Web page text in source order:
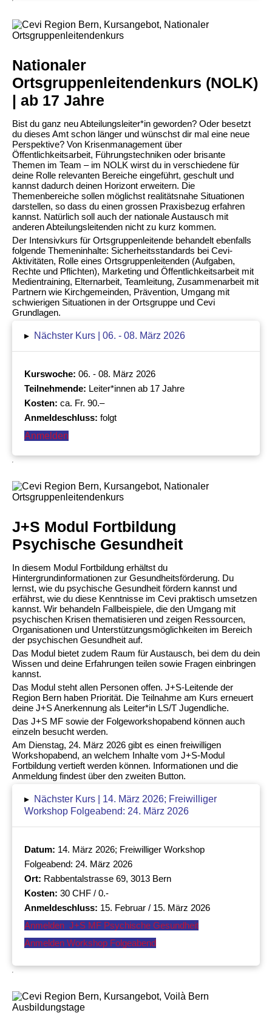
Nationaler
Ortsgruppenleitendenkurs (NOLK)
| ab 17 Jahre
Bist du ganz neu Abteilungsleiter*in geworden? Oder besetzt
du dieses Amt schon länger und wünschst dir mal eine neue
Perspektive? Von Krisenmanagement über
Öffentlichkeitsarbeit, Führungstechniken oder brisante
Themen im Team – im NOLK wirst du in verschiedene für
deine Rolle relevanten Bereiche eingeführt, geschult und
kannst dadurch deinen Horizont erweitern. Die
Themenbereiche sollen möglichst realitätsnahe Situationen
darstellen, so dass du einen grossen Praxisbezug erfahren
kannst. Natürlich soll auch der nationale Austausch mit
anderen Abteilungsleitenden nicht zu kurz kommen.
Der Intensivkurs für Ortsgruppenleitende behandelt ebenfalls
folgende Themeninhalte: Sicherheitsstandards bei Cevi-
Aktivitäten, Rolle eines Ortsgruppenleitenden (Aufgaben,
Rechte und Pflichten), Marketing und Öffentlichkeitsarbeit mit
Medientraining, Elternarbeit, Teamleitung, Zusammenarbeit mit
Partnern wie Kirchgemeinden, Prävention, Umgang mit
schwierigen Situationen in der Ortsgruppe und Cevi
Grundlagen.
▸ Nächster Kurs | 06. - 08. März 2026
Kurswoche: 06. - 08. März 2026
Teilnehmende: Leiter*innen ab 17 Jahre
Kosten: ca. Fr. 90.–
Anmeldeschluss: folgt
Anmelden
J+S Modul Fortbildung
Psychische Gesundheit
In diesem Modul Fortbildung erhältst du
Hintergrundinformationen zur Gesundheitsförderung. Du
lernst, wie du psychische Gesundheit fördern kannst und
erfährst, wie du diese Kenntnisse im Cevi praktisch umsetzen
kannst. Wir behandeln Fallbeispiele, die den Umgang mit
psychischen Krisen thematisieren und zeigen Ressourcen,
Organisationen und Unterstützungsmöglichkeiten im Bereich
der psychischen Gesundheit auf.
Das Modul bietet zudem Raum für Austausch, bei dem du dein
Wissen und deine Erfahrungen teilen sowie Fragen einbringen
kannst.
Das Modul steht allen Personen offen. J+S-Leitende der
Region Bern haben Priorität. Die Teilnahme am Kurs erneuert
deine J+S Anerkennung als Leiter*in LS/T Jugendliche.
Das J+S MF sowie der Folgeworkshopabend können auch
einzeln besucht werden.
Am Dienstag, 24. März 2026 gibt es einen freiwilligen
Workshopabend, an welchem Inhalte vom J+S-Modul
Fortbildung vertieft werden können. Informationen und die
Anmeldung findest über den zweiten Button.
▸ Nächster Kurs | 14. März 2026; Freiwilliger
Workshop Folgeabend: 24. März 2026
Datum: 14. März 2026; Freiwilliger Workshop
Folgeabend: 24. März 2026
Ort: Rabbentalstrasse 69, 3013 Bern
Kosten: 30 CHF / 0.-
Anmeldeschluss: 15. Februar / 15. März 2026
Anmelden J+S MF Psychische Gesundheit
Anmelden Workshop Folgeabend